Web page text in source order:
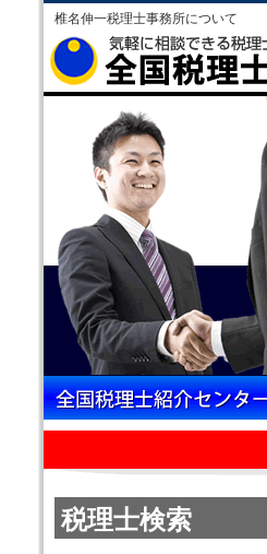
椎名伸一税理士事務所について
税理士検索